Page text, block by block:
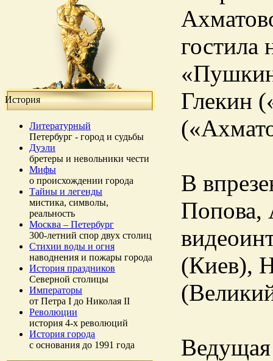
История
Литературный
Петербург - город и судьбы
Дуэли
бретеры и невольники чести
Мифы
о происхождении города
Тайны и легенды
мистика, символы,
реальность
Москва – Петербург
300-летний спор двух столиц
Стихии воды и огня
наводнения и пожары города
История праздников
Северной столицы
Императоры
от Петра I до Николая II
Революции
история 4-х революций
История города
с основания до 1991 года
Глекин
В
Попова,
(Киев),
Ведущая